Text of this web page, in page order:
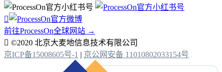

前往ProcessOn全球网站 →
 ©2020 北京大麦地信息技术有限公司
京ICP备15008605号-1 | 京公网安备 11010802033154号